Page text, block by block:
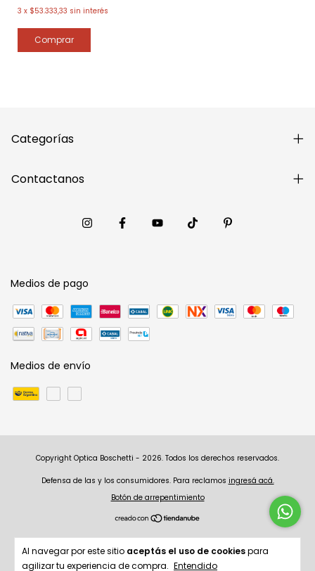
Al navegar por este sitio aceptás el uso de cookiespara
agilizar tu experiencia de compra. Entendido
3 x $53.333,33 sin interés
Categorías
Contactanos
Medios de pago
Medios de envío
Copyright Optica Boschetti - 2026. Todos los derechos reservados.
Defensa de las y los consumidores. Para reclamos ingresá acá.
Botón de arrepentimiento